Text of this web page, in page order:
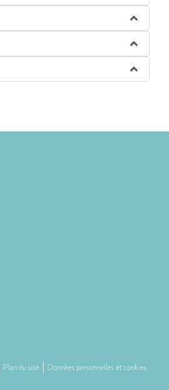
Plan du site Données personnelles et cookies